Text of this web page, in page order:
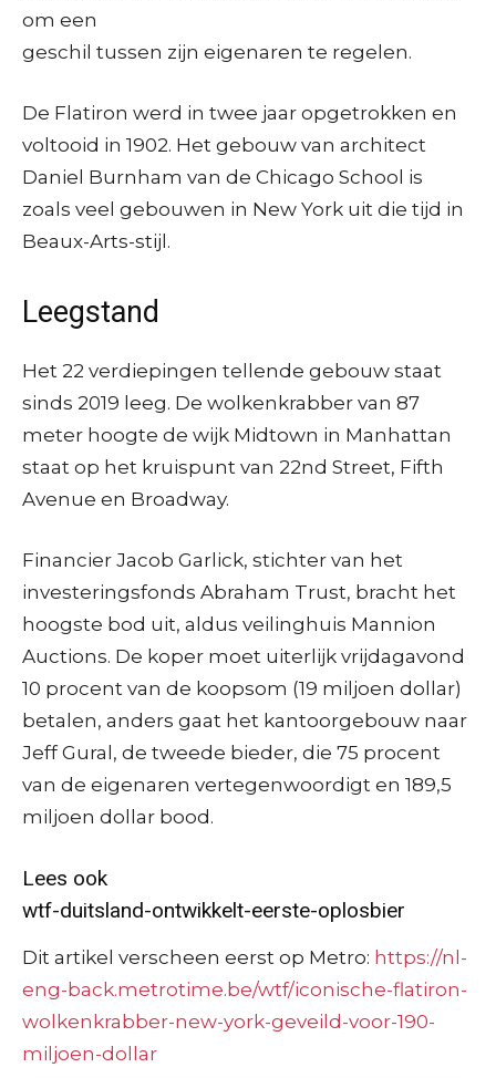
om een
geschil tussen zijn eigenaren te regelen.
De Flatiron werd in twee jaar opgetrokken en
voltooid in 1902. Het gebouw van architect
Daniel Burnham van de Chicago School is
zoals veel gebouwen in New York uit die tijd in
Beaux-Arts-stijl.
Leegstand
Het 22 verdiepingen tellende gebouw staat
sinds 2019 leeg. De wolkenkrabber van 87
meter hoogte de wijk Midtown in Manhattan
staat op het kruispunt van 22nd Street, Fifth
Avenue en Broadway.
Financier Jacob Garlick, stichter van het
investeringsfonds Abraham Trust, bracht het
hoogste bod uit, aldus veilinghuis Mannion
Auctions. De koper moet uiterlijk vrijdagavond
10 procent van de koopsom (19 miljoen dollar)
betalen, anders gaat het kantoorgebouw naar
Jeff Gural, de tweede bieder, die 75 procent
van de eigenaren vertegenwoordigt en 189,5
miljoen dollar bood.
Lees ook
wtf-duitsland-ontwikkelt-eerste-oplosbier
Dit artikel verscheen eerst op Metro: https://nl-
eng-back.metrotime.be/wtf/iconische-flatiron-
wolkenkrabber-new-york-geveild-voor-190-
miljoen-dollar